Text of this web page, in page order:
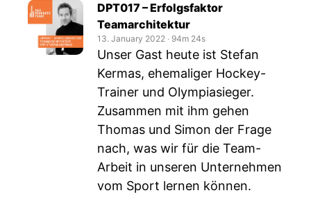
DPT017 – Erfolgsfaktor
Teamarchitektur
13. January 2022 ‧ 94m 24s
Unser Gast heute ist Stefan
Kermas, ehemaliger Hockey-
Trainer und Olympiasieger.
Zusammen mit ihm gehen
Thomas und Simon der Frage
nach, was wir für die Team-
Arbeit in unseren Unternehmen
vom Sport lernen können.